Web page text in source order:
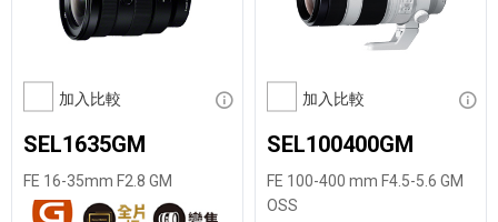
加入比較 顯示資訊
SEL1635GM
FE 16-35mm F2.8 GM
加入比較 顯示
SEL100400GM
FE 100-400 mm F4.5-5.6 GM
OSS